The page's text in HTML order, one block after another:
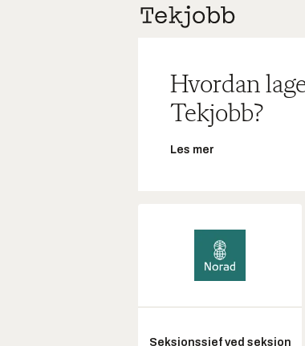
Hvordan
Tekjobb?
Les mer
Seksjonssjef ved seksjon